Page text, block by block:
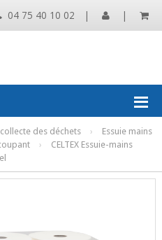
04 75 40 10 02 | |
des déchets ›
Essuie mains
›
CELTEX Essuie-mains